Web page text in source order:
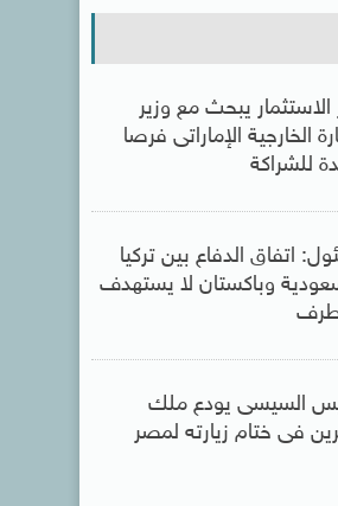
الاستثمار يبحث مع وزير
الخارجية الإماراتى فرصا
للشراكة
اتفاق الدفاع بين تركيا
وباكستان لا يستهدف
السيسى يودع ملك
فى ختام زيارته لمصر